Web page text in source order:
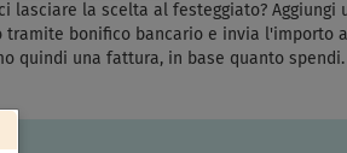
lasciare la scelta al festeggiato? Aggiungi
tramite bonifico bancario e invia l'importo
quindi una fattura, in base quanto